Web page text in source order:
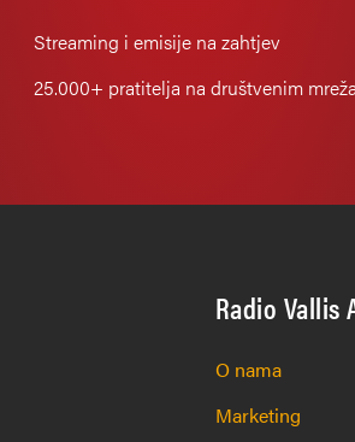
Streaming i emisije na zahtjev
25.000+ pratitelja na društvenim
Radio Vallis
O nama
Marketing